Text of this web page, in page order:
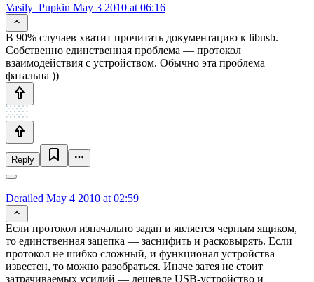
Vasily_Pupkin May 3 2010 at 06:16
В 90% случаев хватит прочитать документацию к libusb.
Собственно единственная проблема — протокол
взаимодействия с устройством. Обычно эта проблема
фатальна ))
Reply
Derailed May 4 2010 at 02:59
Если протокол изначально задан и является черным ящиком,
то единственная зацепка — заснифить и расковырять. Если
протокол не шибко сложный, и функционал устройства
известен, то можно разобраться. Иначе затея не стоит
затрачиваемых усилий — дешевле USB-устройство и